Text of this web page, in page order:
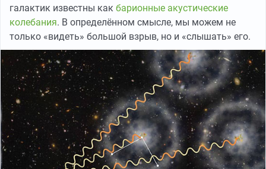
галактик известны как барионные акустические
колебания. В определённом смысле, мы можем не
только «видеть» большой взрыв, но и «слышать» его.